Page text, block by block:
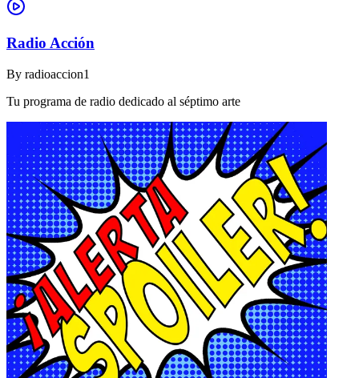
Radio Acción
By radioaccion1
Tu programa de radio dedicado al séptimo arte